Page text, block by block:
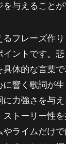
与えることが
るフレーズ作
イントです。
具体的な言葉
に響く歌詞が
力強さを与え
ストーリー性
やライムだけ